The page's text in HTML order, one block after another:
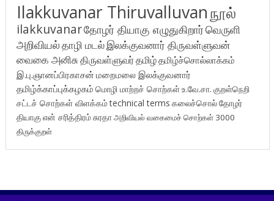
Ilakkuvanar Thiruvalluvanநூல்
ilakkuvanarதோழர் தியாகு எழுதுகிறார்வெருளி
அறிவியல்தாழி மடல்இலக்குவனார் திருவள்ளுவன்
வைகை அனிசுதிருவள்ளுவர்தமிழ்தமிழ்ச்சொல்லாக்கம்
இ.பு.ஞானப்பிரகாசன் மறைமலை இலக்குவனார்
தமிழ்க்காப்புக்கழகம் மொழி மாற்றச் சொற்கள்உ.வே.சா. குறள்நெறி
சட்டச் சொற்கள் விளக்கம்technical terms கலைச்சொல்தோழர்
தியாகுஎன் சரித்திரம்சுரதாஅறிவியல் வகைமைச் சொற்கள் 3000
திருக்குறள்